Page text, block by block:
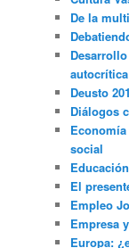
De la
Deusto
Diálogos
social
El
Empleo
Empresa
Europa: